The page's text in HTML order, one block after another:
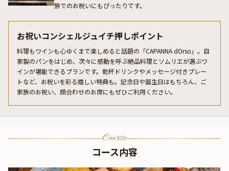
族でのお祝いにもぴったりです。
お祝いコンシェルジュイチ押しポイント
料理もワインも心ゆくまで楽しめると話題の「CAPANNA dOrso」。自
家製のパンをはじめ、次々に感動を呼ぶ絶品料理とソムリエが選ぶワ
インが堪能できるプランです。乾杯ドリンクやメッセージ付きプレー
トなど、お祝いを彩る嬉しい特典も。記念日や誕生日はもちろん、ご
家族のお祝い、顔合わせのお席にもぜひご利用ください。
Course
コース内容